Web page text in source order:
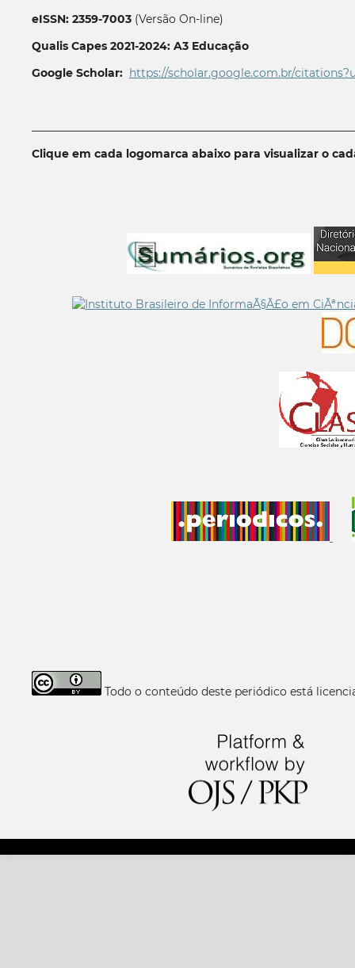
eISSN: 2359-7003(Versão On-line)
Qualis Capes 2021-2024: A3 Educação
Google Scholar: https://scholar.google.com.br/
Clique em cada logomarca abaixo para visualizar o
Todo o conteúdo deste periódico está